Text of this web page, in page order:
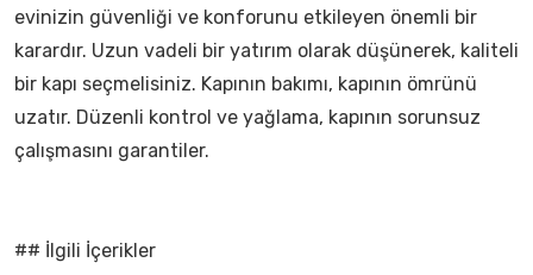
evinizin güvenliği ve konforunu etkileyen önemli bir
karardır. Uzun vadeli bir yatırım olarak düşünerek, kaliteli
bir kapı seçmelisiniz. Kapının bakımı, kapının ömrünü
uzatır. Düzenli kontrol ve yağlama, kapının sorunsuz
çalışmasını garantiler.
## İlgili İçerikler